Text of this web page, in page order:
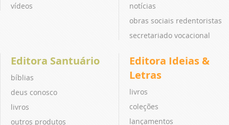
vídeos
notícias
obras sociais redentoristas
secretariado vocacional
Editora Santuário
bíblias
deus conosco
livros
outros produtos
Editora Ideias &
Letras
livros
coleções
lançamentos